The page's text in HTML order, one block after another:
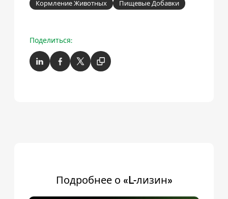
Кормление Животных Пищевые Добавки
Поделиться:
Подробнее о «L-лизин»